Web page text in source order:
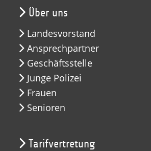
Über uns
Landesvorstand
Ansprechpartner
Geschäftsstelle
Junge Polizei
Frauen
Senioren
Tarifvertretung